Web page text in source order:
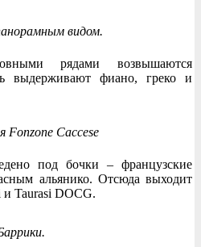
видом.
рядами возвышаются
выдерживают фиано, греко и
Fonzone Caccese
под бочки – французские
альянико. Отсюда выходит
Taurasi DOCG.